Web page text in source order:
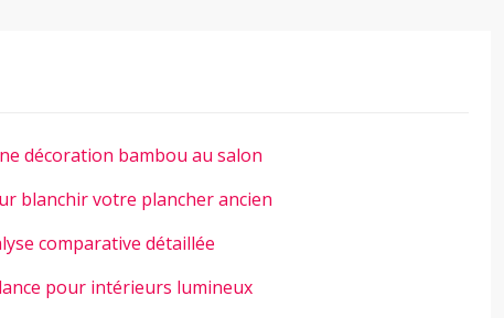
décoration bambou au salon
blanchir votre plancher ancien
comparative détaillée
pour intérieurs lumineux